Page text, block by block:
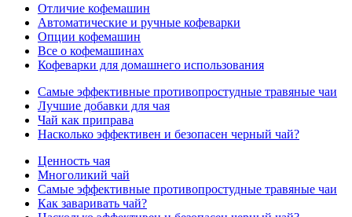
Отличие кофемашин
Автоматические и ручные кофеварки
Опции кофемашин
Все о кофемашинах
Кофеварки для домашнего использования
Самые эффективные противопростудные травяные чаи
Лучшие добавки для чая
Чай как приправа
Насколько эффективен и безопасен черный чай?
Ценность чая
Многоликий чай
Самые эффективные противопростудные травяные чаи
Как заваривать чай?